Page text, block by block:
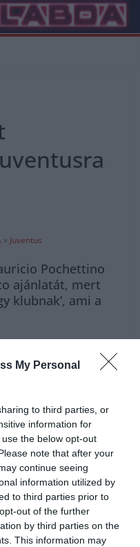
My Personal
to third parties, or
information for
the below opt-out
note that after your
continue seeing
information utilized by
to third parties prior to
out of the further
by third parties on the
This information may
» Juventus
Pochettino
ajánlatát, mert
klubnak’, ami a
a Monaco edzői székét.
került Pochettino a múlt
át a Serie A rekordbajnok
régióból, Torinóból
Bajnokok Ligájában akkor
vezetni.